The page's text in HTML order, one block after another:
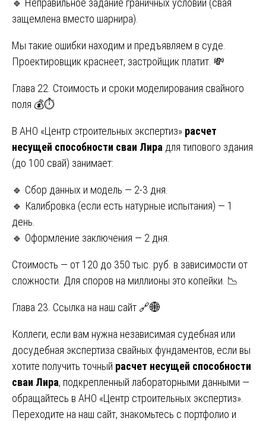
🔹 Неправильное задание граничных условий (свая
защемлена вместо шарнира).
Мы такие ошибки находим и предъявляем в суде.
Проектировщик краснеет, застройщик платит. 💸
Глава 22. Стоимость и сроки моделирования свайного
поля 💰⏱️
В АНО «Центр строительных экспертиз» расчет
несущей способности сваи Лира для типового здания
(до 100 свай) занимает:
🔹 Сбор данных и модель — 2-3 дня.
🔹 Калибровка (если есть натурные испытания) — 1
день.
🔹 Оформление заключения — 2 дня.
Стоимость — от 120 до 350 тыс. руб. в зависимости от
сложности. Для споров на миллионы это копейки. 📉
Глава 23. Ссылка на наш сайт 🔗🌐
Коллеги, если вам нужна независимая судебная или
досудебная экспертиза свайных фундаментов, если вы
хотите получить точный расчет несущей способности
сваи Лира, подкрепленный лабораторными данными —
обращайтесь в АНО «Центр строительных экспертиз».
Переходите на наш сайт, знакомьтесь с портфолио и